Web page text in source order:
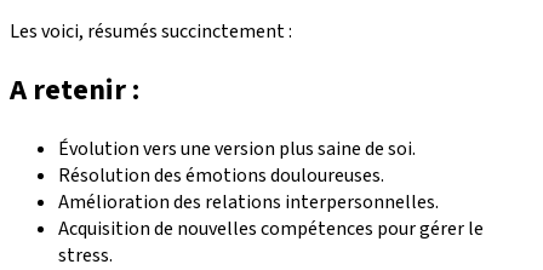
Les voici, résumés succinctement :
A retenir :
Évolution vers une version plus saine de soi.
Résolution des émotions douloureuses.
Amélioration des relations interpersonnelles.
Acquisition de nouvelles compétences pour gérer le
stress.